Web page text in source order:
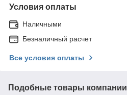
Условия оплаты
Наличными
Безналичный расчет
Все условия оплаты
Подобные товары компании